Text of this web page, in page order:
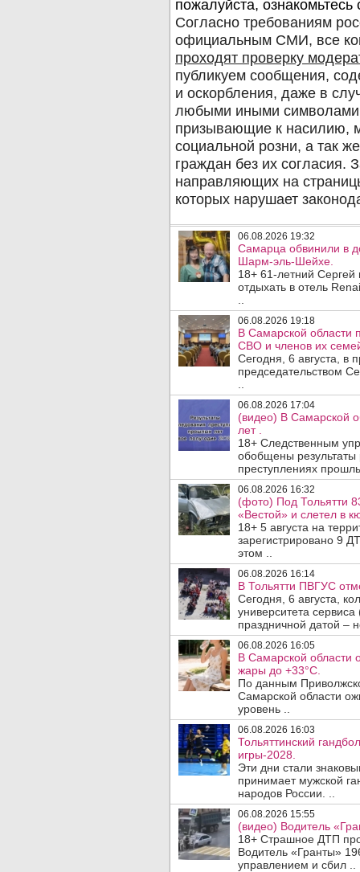
06.08.2026 19:32
Самарца обвинили в
Шарм-эль-Шейхе.
18+ 61-летний
отдыхать в отель
06.08.2026 19:18
В Самарской области
СВО и членов их
Сегодня, 6 августа, в
председательством
06.08.2026 17:04
(видео) В Самарской
лет .
18+ Следственным
обобщены результаты
преступлениях
06.08.2026 16:32
(фото) Под Тольятти
«Вестой» и слетел в
18+ 5 августа на
зарегистрировано 9
этом ..
06.08.2026 16:14
В Тольятти ПВГУС
Сегодня, 6 августа,
университета
праздничной датой –
06.08.2026 16:05
В Самарской области
жары до +33°C.
По данным
Самарской области
уровень ..
06.08.2026 16:03
Тольяттинский
игры-2028.
Эти дни стали
принимает мужской
народов России. ..
06.08.2026 15:55
(видео) Водитель
18+ Страшное ДТП
Водитель «Гранты»
управлением и сбил ..